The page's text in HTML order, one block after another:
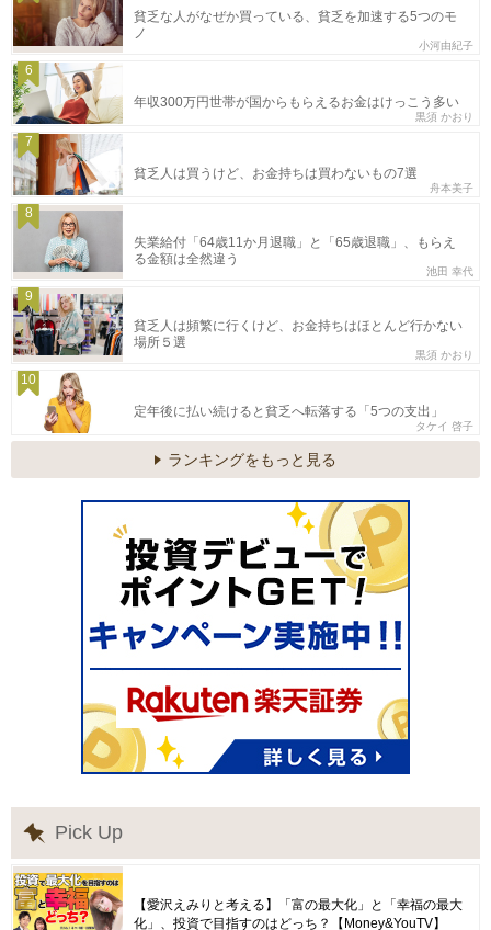
貧乏な人がなぜか買っている、貧乏を加速する5つのモ
ノ
小河由紀子
6
年収300万円世帯が国からもらえるお金はけっこう多い
黒須 かおり
7
貧乏人は買うけど、お金持ちは買わないもの7選
舟本美子
8
失業給付「64歳11か月退職」と「65歳退職」、もらえ
る金額は全然違う
池田 幸代
9
貧乏人は頻繁に行くけど、お金持ちはほとんど行かない
場所５選
黒須 かおり
10
定年後に払い続けると貧乏へ転落する「5つの支出」
タケイ 啓子
ランキングをもっと見る
Pick Up
【愛沢えみりと考える】「富の最大化」と「幸福の最大
化」、投資で目指すのはどっち？【Money&YouTV】